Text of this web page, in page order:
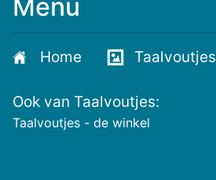
Meld
voor
nieuwste
voutjes
Menu
Home Taalvoutjes
Ook van Taalvoutjes:
Taalvoutjes - de winkel